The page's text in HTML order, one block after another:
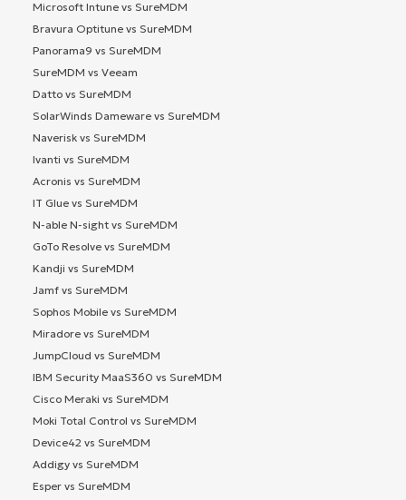
Microsoft Intune vs SureMDM
Bravura Optitune vs SureMDM
Panorama9 vs SureMDM
SureMDM vs Veeam
Datto vs SureMDM
SolarWinds Dameware vs SureMDM
Naverisk vs SureMDM
Ivanti vs SureMDM
Acronis vs SureMDM
IT Glue vs SureMDM
N-able N-sight vs SureMDM
GoTo Resolve vs SureMDM
Kandji vs SureMDM
Jamf vs SureMDM
Sophos Mobile vs SureMDM
Miradore vs SureMDM
JumpCloud vs SureMDM
IBM Security MaaS360 vs SureMDM
Cisco Meraki vs SureMDM
Moki Total Control vs SureMDM
Device42 vs SureMDM
Addigy vs SureMDM
Esper vs SureMDM